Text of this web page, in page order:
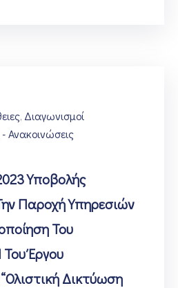
‚ Διαγωνισμοί
Ανακοινώσεις
Υποβολής
Παροχή Υπηρεσιών
Του
Έργου
Δικτύωση